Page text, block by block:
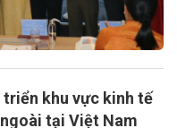
khu vực kinh tế
tại Việt Nam